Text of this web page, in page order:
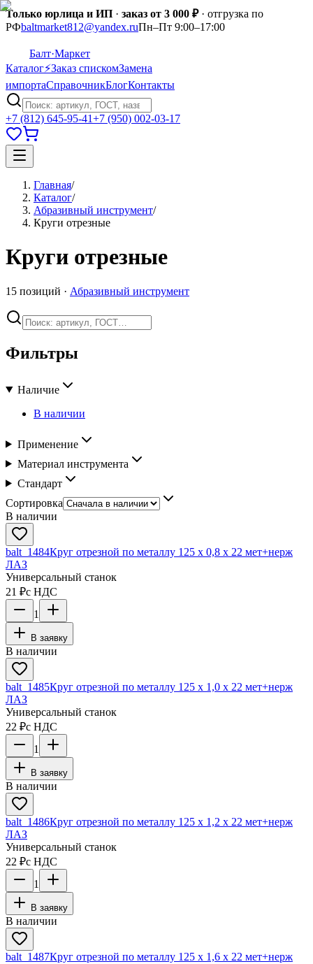
Только юрлица и ИП · заказ от 3 000 ₽· отгрузка по
РФbaltmarket812@yandex.ruПн–Пт 9:00–17:00
Балт·Маркет
Каталог⚡Заказ спискомЗамена
импортаСправочникБлогКонтакты
+7 (812) 645-95-41+7 (950) 002-03-17
Главная/
Каталог/
Абразивный инструмент/
Круги отрезные
Круги отрезные
15 позиций · Абразивный инструмент
Фильтры
Наличие
В наличии
Применение
Материал инструмента
Стандарт
Сортировка
В наличии
balt_1484Круг отрезной по металлу 125 х 0,8 х 22 мет+нерж
ЛАЗ
Универсальный станок
21 ₽с НДС
1
В заявку
В наличии
balt_1485Круг отрезной по металлу 125 х 1,0 х 22 мет+нерж
ЛАЗ
Универсальный станок
22 ₽с НДС
1
В заявку
В наличии
balt_1486Круг отрезной по металлу 125 х 1,2 х 22 мет+нерж
ЛАЗ
Универсальный станок
22 ₽с НДС
1
В заявку
В наличии
balt_1487Круг отрезной по металлу 125 х 1,6 х 22 мет+нерж